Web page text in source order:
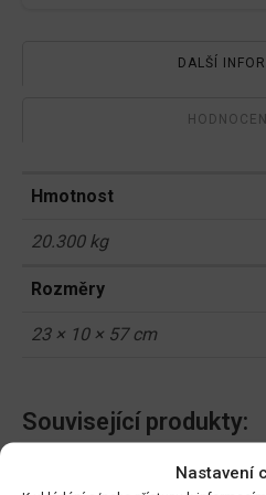
Nastavení
DALŠÍ
Hmotnost
20.300 kg
Rozměry
23 × 10 × 57 cm
Související produkty:
Ekolist Vápník 250ml